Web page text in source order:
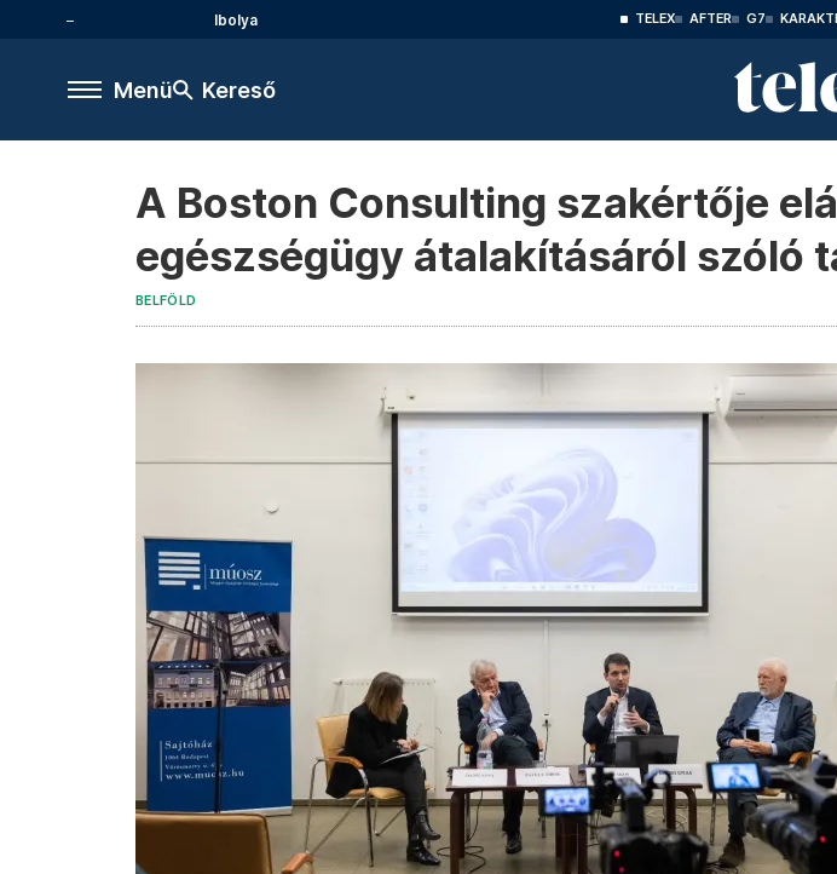
Ibolya TELEX AFTER G7
Menü Kereső
A Boston Consulting szakértője
egészségügy átalakításáról szóló
BELFÖLD